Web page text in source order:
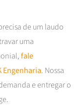
de um laudo
uma
fale
Engenharia. Nossa
e entregar o